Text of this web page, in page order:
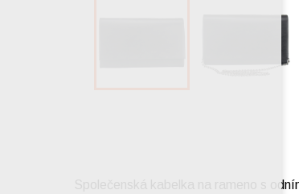
Společenská kabelka na rameno s